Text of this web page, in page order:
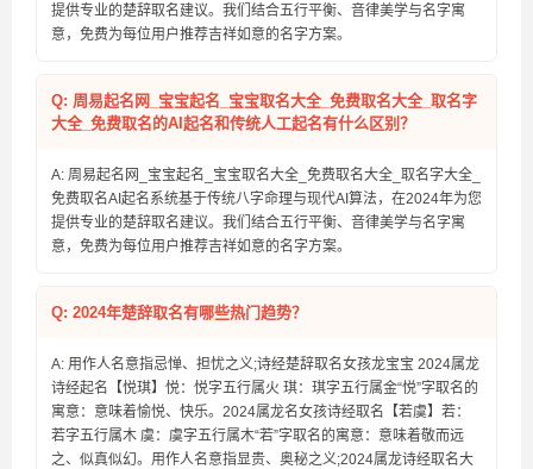
提供专业的楚辞取名建议。我们结合五行平衡、音律美学与名字寓
意，免费为每位用户推荐吉祥如意的名字方案。
Q: 周易起名网_宝宝起名_宝宝取名大全_免费取名大全_取名字
大全_免费取名的AI起名和传统人工起名有什么区别？
A: 周易起名网_宝宝起名_宝宝取名大全_免费取名大全_取名字大全_
免费取名AI起名系统基于传统八字命理与现代AI算法，在2024年为您
提供专业的楚辞取名建议。我们结合五行平衡、音律美学与名字寓
意，免费为每位用户推荐吉祥如意的名字方案。
Q: 2024年楚辞取名有哪些热门趋势？
A: 用作人名意指忌惮、担忧之义;诗经楚辞取名女孩龙宝宝 2024属龙
诗经起名【悦琪】悦：悦字五行属火 琪：琪字五行属金“悦”字取名的
寓意：意味着愉悦、快乐。2024属龙名女孩诗经取名【若虞】若：
若字五行属木 虞：虞字五行属木“若”字取名的寓意：意味着敬而远
之、似真似幻。用作人名意指显贵、奥秘之义;2024属龙诗经取名大